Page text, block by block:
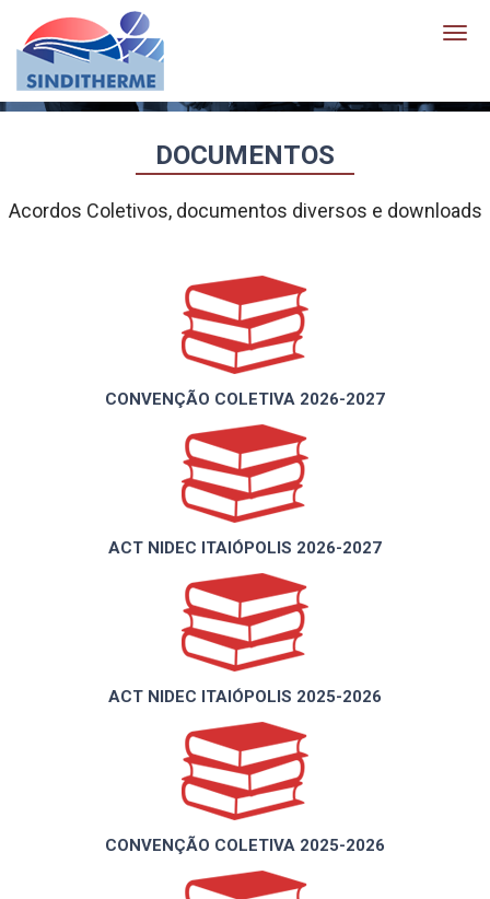
DOCUMENTOS
Acordos Coletivos, documentos diversos e downloads
CONVENÇÃO COLETIVA 2026-2027
ACT NIDEC ITAIÓPOLIS 2026-2027
ACT NIDEC ITAIÓPOLIS 2025-2026
CONVENÇÃO COLETIVA 2025-2026